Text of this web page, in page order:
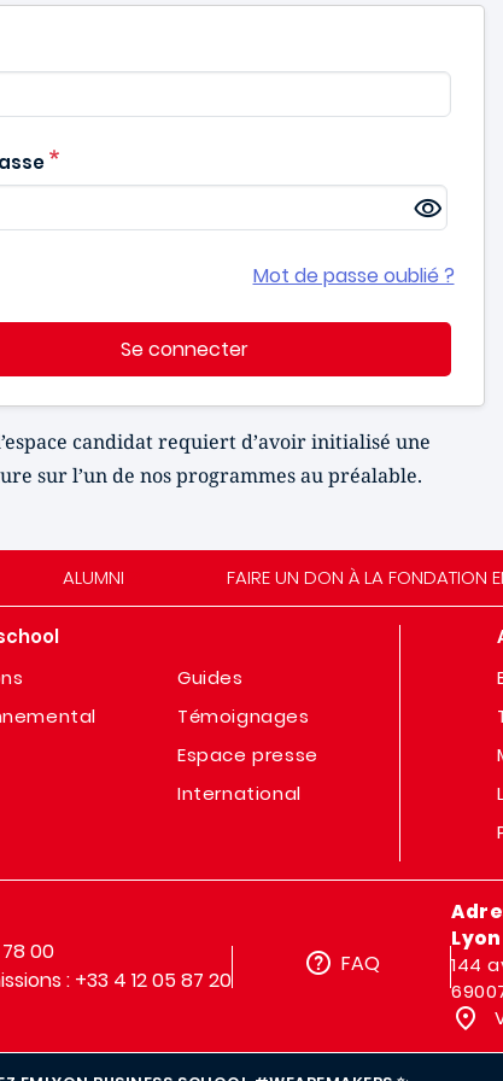
Mot de passe oublié ?
Se connecter
l’espace candidat requiert d’avoir initialisé une
sur l’un de nos programmes au préalable.
ALUMNI FAIRE UN DON À LA FONDATION
Guides
Témoignages
Espace presse
International
00
: +33 4 12 05 87 20
FAQ
Lyon
144